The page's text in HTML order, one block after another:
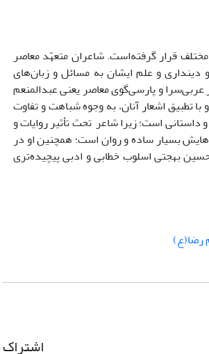
قرار گرفته‌است. شاعران متعهّد معاصر
دینداری و علم ایشان به مسائل و زبان‌های
و پارسی‌گوی معاصر یعنی عبدالمنعم
تطبیق اشعار آنان، به وجوه شباهت و تفاوت
است؛ زیرا شاعر تحث تأثیر روایات و
بسیار ساده و روان است؛ همچنین او در
بهجتی اسلوب خطابی و ادبی پیچیده‌تری
رضا(ع)
اشتراک